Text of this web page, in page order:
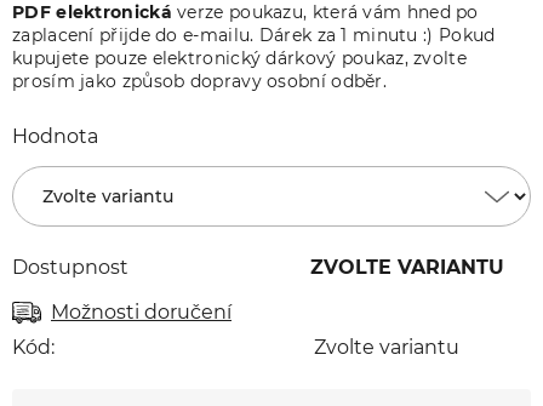
PDF elektronická verze poukazu, která vám hned po
zaplacení přijde do e-mailu. Dárek za 1 minutu :) Pokud
kupujete pouze elektronický dárkový poukaz, zvolte
prosím jako způsob dopravy osobní odběr.
Hodnota
Dostupnost
ZVOLTE VARIANTU
Možnosti doručení
Kód:
Zvolte variantu